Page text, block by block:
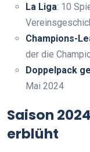
La Liga: 10
Champions-
der die
Doppelpack
Mai 2024
Saison
erblüht